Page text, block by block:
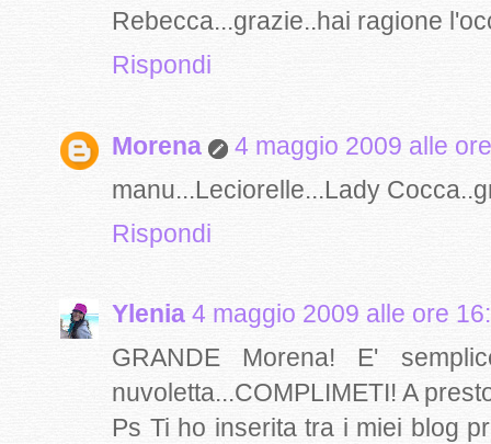
Rebecca...grazie..hai ragione
Rispondi
Morena
4 maggio 2009 alle
manu...Leciorelle...Lady
Rispondi
Ylenia 4 maggio 2009 alle ore
GRANDE Morena! E'
nuvoletta...COMPLIMETI! A
Ps Ti ho inserita tra i miei blog